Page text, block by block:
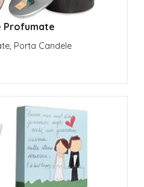
Profumate
Porta Candele